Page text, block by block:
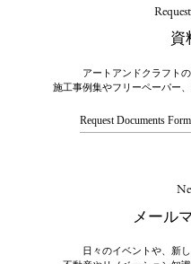
資
アートアンドクラフト
施工事例集やフリーペーパー
Request Documents Form
メール
日々のイベントや、新